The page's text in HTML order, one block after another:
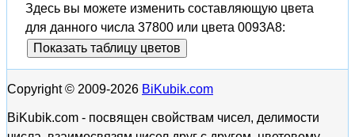
Здесь вы можете изменить составляющую цвета
для данного числа 37800 или цвета 0093A8:
Показать таблицу цветов
Copyright © 2009-2026 BiKubik.com
BiKubik.com - посвящен свойствам чисел, делимости